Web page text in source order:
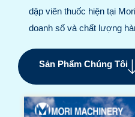
dập viên thuốc hiện tại
doanh số và chất lượng
Sản Phẩm Chúng Tôi